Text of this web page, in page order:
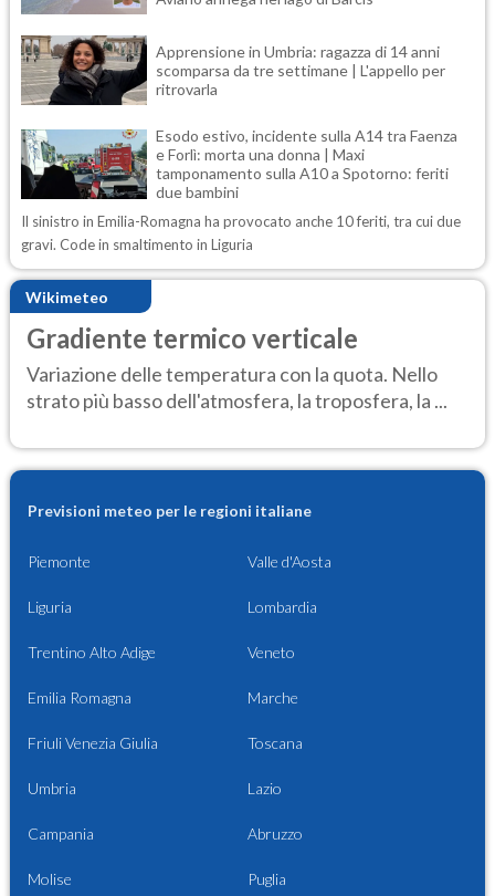
Apprensione in Umbria: ragazza di 14 anni
scomparsa da tre settimane | L'appello per
ritrovarla
Esodo estivo, incidente sulla A14 tra Faenza
e Forlì: morta una donna | Maxi
tamponamento sulla A10 a Spotorno: feriti
due bambini
Il sinistro in Emilia-Romagna ha provocato anche 10 feriti, tra cui due
gravi. Code in smaltimento in Liguria
Wikimeteo
Gradiente termico verticale
Variazione delle temperatura con la quota. Nello
strato più basso dell'atmosfera, la troposfera, la ...
Previsioni meteo per le regioni italiane
Piemonte Valle d'Aosta
Liguria Lombardia
Trentino Alto Adige Veneto
Emilia Romagna Marche
Friuli Venezia Giulia Toscana
Umbria Lazio
Campania Abruzzo
Molise Puglia